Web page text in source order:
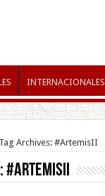
INTERNACIONALES
Tag Archives: #ArtemisII
#ArtemisII